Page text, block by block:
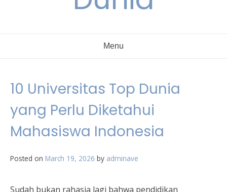
Menu
10 Universitas Top Dunia
yang Perlu Diketahui
Mahasiswa Indonesia
Posted on March 19, 2026 by adminave
Sudah bukan rahasia lagi bahwa pendidikan